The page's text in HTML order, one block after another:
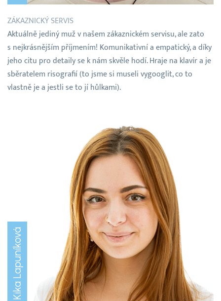
ZÁKAZNICKÝ SERVIS
Aktuálně jediný muž v našem zákaznickém servisu, ale zato
s nejkrásnějším příjmením! Komunikativní a empatický, a díky
jeho citu pro detaily se k nám skvěle hodí. Hraje na klavír a je
sběratelem risografií (to jsme si museli vygooglit, co to
vlastně je a jestli se to jí hůlkami).
Kika Lapuníková